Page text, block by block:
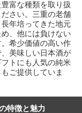
富な種類を取り扱
さい。三重の老舗
年培ってきた地元
、他には負けない
希少価値の高い作
美味しい日本酒が
トにも人気の純米
ご提供していま
特徴と魅力